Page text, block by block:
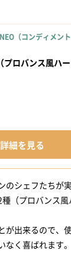
（コンディメン
ロバンス風ハー
詳細を見る
のシェフたちが
（プロバンス
出来るので、